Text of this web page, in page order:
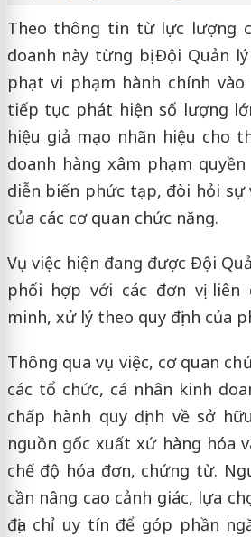
Theo thông tin từ lực lượng
doanh này từng bị Đội Quản
phạt vi phạm hành chính vào
tiếp tục phát hiện số lượng
hiệu giả mạo nhãn hiệu cho
doanh hàng xâm phạm
diễn biến phức tạp, đòi hỏi sự
của các cơ quan chức năng.
Vụ việc hiện đang được Đội
phối hợp với các đơn vị liên
minh, xử lý theo quy định của
Thông qua vụ việc, cơ quan
các tổ chức, cá nhân kinh
chấp hành quy định về sở
nguồn gốc xuất xứ hàng hóa
chế độ hóa đơn, chứng từ.
cần nâng cao cảnh giác, lựa
địa chỉ uy tín để góp phần